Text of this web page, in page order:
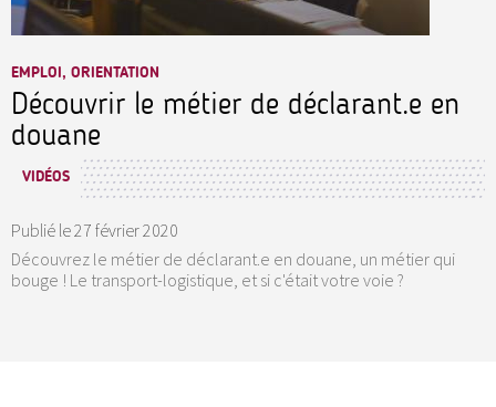
EMPLOI, ORIENTATION
Découvrir le métier de déclarant.e en
douane
VIDÉOS
Publié le27 février 2020
Découvrez le métier de déclarant.e en douane, un métier qui
bouge ! Le transport-logistique, et si c'était votre voie ?